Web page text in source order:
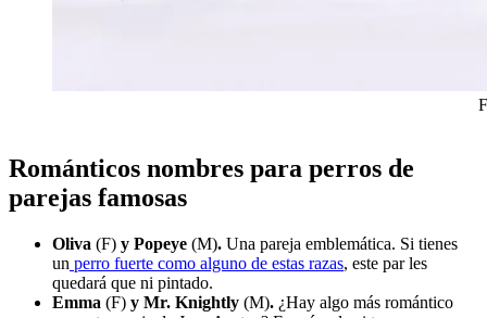
Románticos nombres para perros de
parejas famosas
Oliva (F) y Popeye (M). Una pareja emblemática. Si tienes
un perro fuerte como alguno de estas razas, este par les
quedará que ni pintado.
Emma (F) y Mr. Knightly (M). ¿Hay algo más romántico